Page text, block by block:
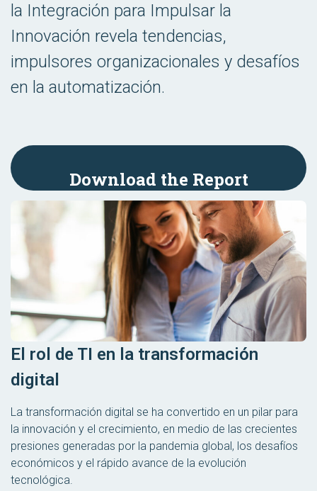
la Integración para Impulsar la
Innovación revela tendencias,
impulsores organizacionales y desafíos
en la automatización.
El rol de TI en la transformación
digital
La transformación digital se ha convertido en un pilar para
la innovación y el crecimiento, en medio de las crecientes
presiones generadas por la pandemia global, los desafíos
económicos y el rápido avance de la evolución
tecnológica.
Download the Report